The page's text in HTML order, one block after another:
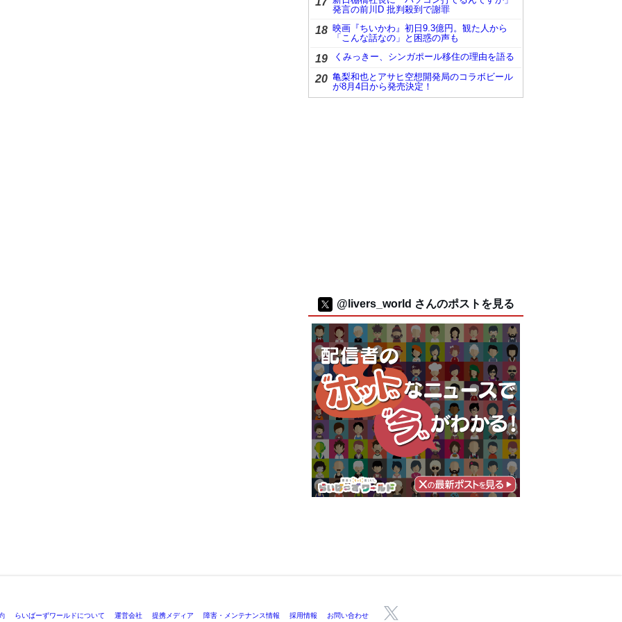
発言の前川D 批判殺到で謝罪
18 映画『ちいかわ』初日9.3億円。観た人から
「こんな話なの」と困惑の声も
19 くみっきー、シンガポール移住の理由を語る
20 亀梨和也とアサヒ空想開発局のコラボビール
が8月4日から発売決定！
@livers_world さんのポストを見る
らいばーずワールドについて 運営会社 提携メディア 障害・メンテナンス情報 採用情報 お問い合わせ